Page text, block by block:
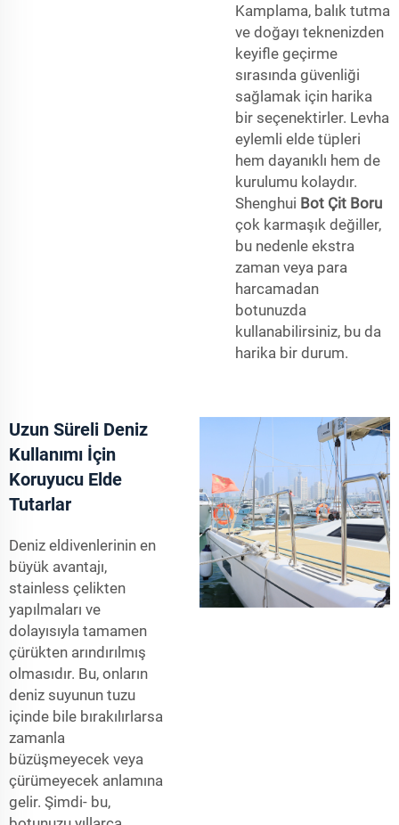
Kamplama, balık tutma
ve doğayı teknenizden
keyifle geçirme
sırasında güvenliği
sağlamak için harika
bir seçenektirler. Levha
eylemli elde tüpleri
hem dayanıklı hem de
kurulumu kolaydır.
Shenghui Bot Çit Boru
çok karmaşık değiller,
bu nedenle ekstra
zaman veya para
harcamadan
botunuzda
kullanabilirsiniz, bu da
harika bir durum.
Uzun Süreli Deniz
Kullanımı İçin
Koruyucu Elde
Tutarlar
Deniz eldivenlerinin en
büyük avantajı,
stainless çelikten
yapılmaları ve
dolayısıyla tamamen
çürükten arındırılmış
olmasıdır. Bu, onların
deniz suyunun tuzu
içinde bile bırakılırlarsa
zamanla
büzüşmeyecek veya
çürümeyecek anlamına
gelir. Şimdi- bu,